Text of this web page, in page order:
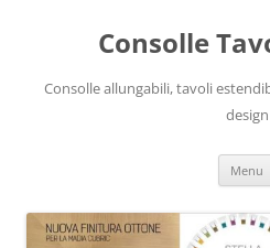
contenutoConsolle
Consolle allungabili, tavoli
design
Menu